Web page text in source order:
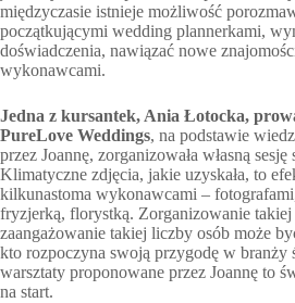
międzyczasie istnieje możliwość
początkującymi wedding plannerkami,
doświadczenia, nawiązać nowe
wykonawcami.
Jedna z kursantek, Ania Łotocka,
PureLove Weddings, na podstawie
przez Joannę, zorganizowała własną
Klimatyczne zdjęcia, jakie uzyskała, to
kilkunastoma wykonawcami –
fryzjerką, florystką. Zorganizowanie takiej
zaangażowanie takiej liczby osób może
kto rozpoczyna swoją przygodę w branży
warsztaty proponowane przez Joannę to
na start.